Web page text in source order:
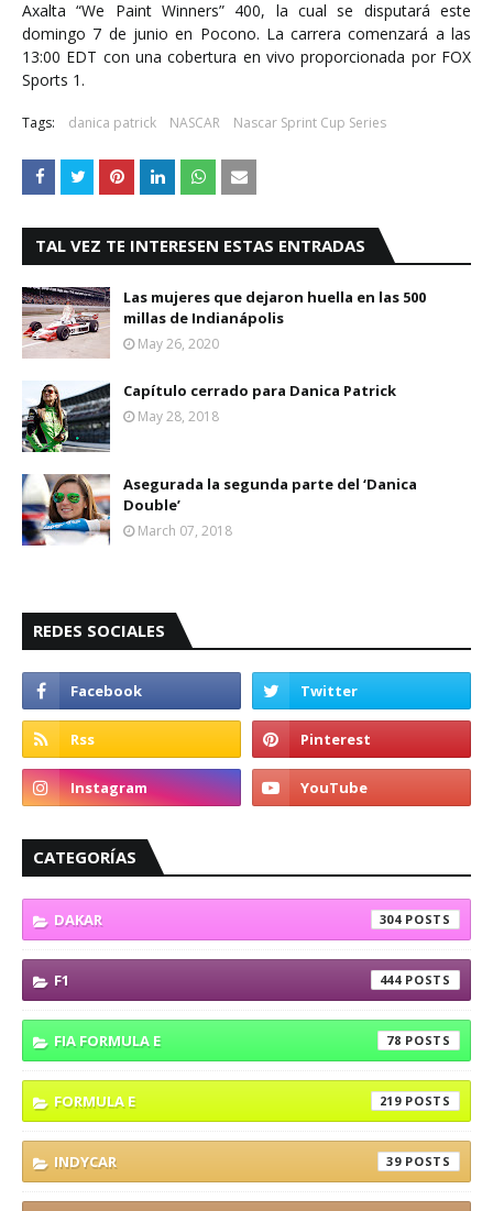
Axalta “We Paint Winners” 400, la cual se disputará este
domingo 7 de junio en Pocono. La carrera comenzará a las
13:00 EDT con una cobertura en vivo proporcionada por FOX
Sports 1.
Tags: danica patrick NASCAR Nascar Sprint Cup Series
TAL VEZ TE INTERESEN ESTAS ENTRADAS
Las mujeres que dejaron huella en las 500
millas de Indianápolis
May 26, 2020
Capítulo cerrado para Danica Patrick
May 28, 2018
Asegurada la segunda parte del ‘Danica
Double’
March 07, 2018
REDES SOCIALES
CATEGORÍAS
DAKAR 304
F1 444
FIA FORMULA E 78
FORMULA E 219
INDYCAR 39